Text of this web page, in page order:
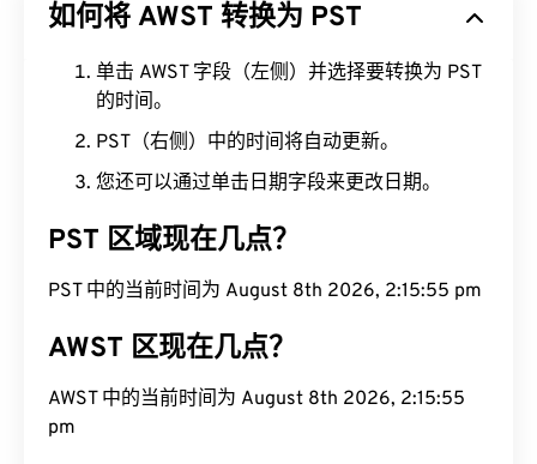
如何将 AWST 转换为 PST
单击 AWST 字段（左侧）并选择要转换为 PST
的时间。
PST（右侧）中的时间将自动更新。
您还可以通过单击日期字段来更改日期。
PST 区域现在几点？
PST 中的当前时间为 August 8th 2026, 2:15:56 pm
AWST 区现在几点？
AWST 中的当前时间为 August 8th 2026, 2:15:56
pm